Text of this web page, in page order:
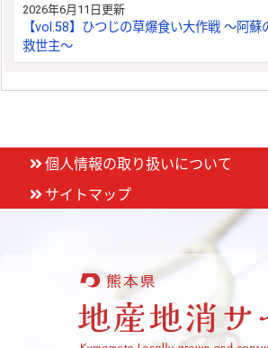
2026年6月11日更新
【vol.58】ひつじの草爆食い大作戦 ～阿
救世主～
個人情報の取り扱いについて
サイトマップ